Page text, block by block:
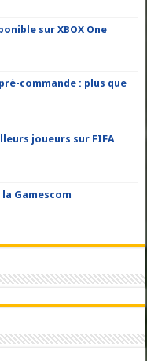
sur XBOX One
commande : plus que
joueurs sur FIFA
Gamescom